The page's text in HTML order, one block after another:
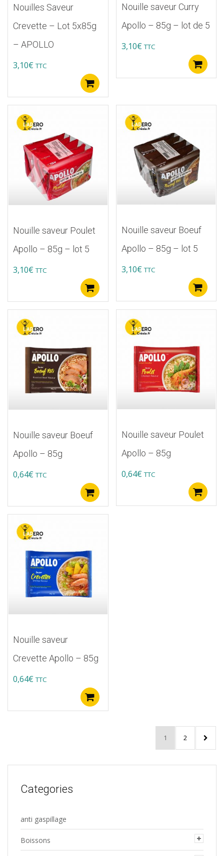
Nouilles Saveur
Crevette – Lot 5x85g
– APOLLO
3,10€ TTC
Nouille saveur Curry
Apollo – 85g – lot de 5
3,10€ TTC
Nouille saveur Poulet
Apollo – 85g – lot 5
3,10€ TTC
Nouille saveur Boeuf
Apollo – 85g – lot 5
3,10€ TTC
Nouille saveur Boeuf
Apollo – 85g
0,64€ TTC
Nouille saveur Poulet
Apollo – 85g
0,64€ TTC
Nouille saveur
Crevette Apollo – 85g
0,64€ TTC
1 2
Categories
anti gaspillage
Boissons